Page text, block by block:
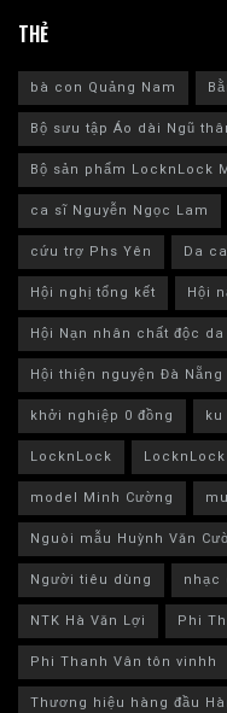
THẺ
bà con Quảng Nam
Bộ sưu tập Áo dài Ngũ
Bộ sản phẩm LocknLock
ca sĩ Nguyễn Ngọc Lam
cứu trợ Phs Yên
Da
Hội nghị tổng kết
Hội
Hội Nạn nhân chất độc da
Hội thiện nguyện Đà Nẵng
khởi nghiệp 0 đồng
ku
LocknLock
model Minh Cường
Nguòi mẫu Huỳnh Văn
Người tiêu dùng
nhạc
NTK Hà Văn Lợi
Phi
Phi Thanh Vân tôn vinhh
Thương hiệu hàng đầu